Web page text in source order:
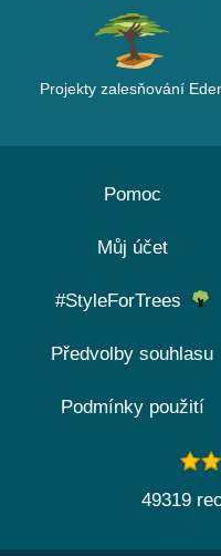
Projekty zalesňování
Pomoc
Můj účet
#StyleForTrees
Předvolby souhlasu
Podmínky použití
49319